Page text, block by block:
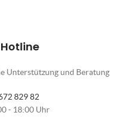
Unterstützung und Beratung
829 82
- 18:00 Uhr